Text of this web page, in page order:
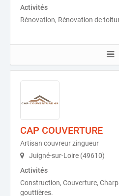
Activités
Rénovation, Rénovation de
CAP COUVERTURE
Artisan couvreur zingueur
Juigné-sur-Loire (49610)
Activités
Construction, Couverture,
gouttières.